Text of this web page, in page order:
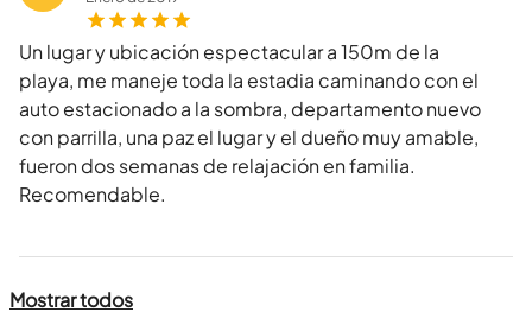
Un lugar y ubicación espectacular a 150m de la
playa, me maneje toda la estadia caminando con el
auto estacionado a la sombra, departamento nuevo
con parrilla, una paz el lugar y el dueño muy amable,
fueron dos semanas de relajación en familia.
Recomendable.
Mostrar todos